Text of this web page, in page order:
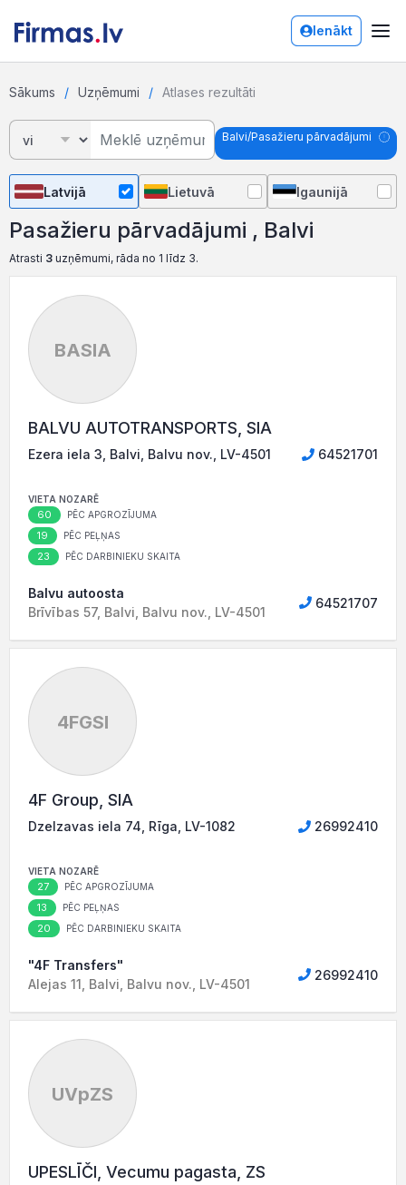
Ienākt
Sākums Uzņēmumi Atlases rezultāti
Balvi/Pasažieru pārvadājumi
Latvijā Lietuvā Igaunijā
Pasažieru pārvadājumi , Balvi
Atrasti 3 uzņēmumi, rāda no 1 līdz 3.
BASIA
BALVU AUTOTRANSPORTS, SIA
Ezera iela 3, Balvi, Balvu nov., LV-4501 64521701
VIETA NOZARĒ
60 PĒC APGROZĪJUMA
19 PĒC PEĻŅAS
23 PĒC DARBINIEKU SKAITA
Balvu autoosta
Brīvības 57, Balvi, Balvu nov., LV-4501
64521707
4FGSI
4F Group, SIA
Dzelzavas iela 74, Rīga, LV-1082 26992410
VIETA NOZARĒ
27 PĒC APGROZĪJUMA
13 PĒC PEĻŅAS
20 PĒC DARBINIEKU SKAITA
"4F Transfers"
Alejas 11, Balvi, Balvu nov., LV-4501
26992410
UVpZS
UPESLĪČI, Vecumu pagasta, ZS